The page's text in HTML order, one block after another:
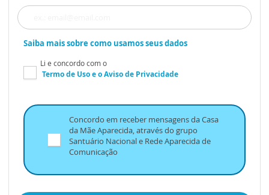
Saiba mais sobre como usamos seus dados
Li e concordo com o
Termo de Usoe oAviso de Privacidade
Concordo em receber mensagens da Casa
da Mãe Aparecida, através do grupo
Santuário Nacional e Rede Aparecida de
Comunicação